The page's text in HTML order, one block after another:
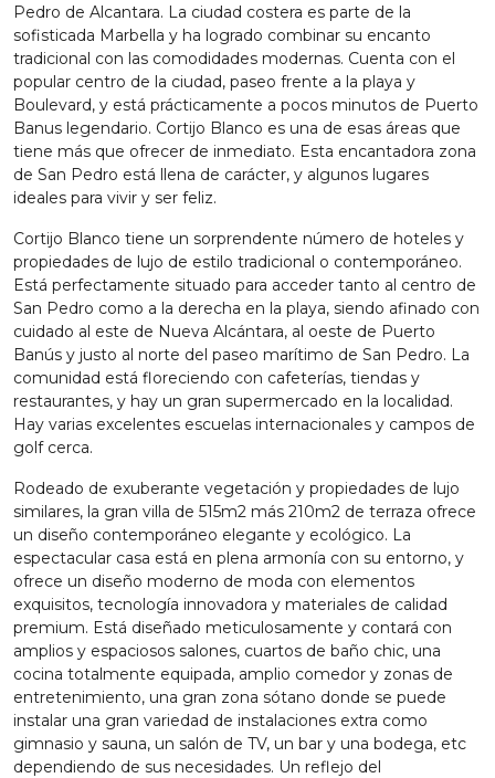
Pedro de Alcantara. La ciudad costera es parte de la
sofisticada Marbella y ha logrado combinar su encanto
tradicional con las comodidades modernas. Cuenta con el
popular centro de la ciudad, paseo frente a la playa y
Boulevard, y está prácticamente a pocos minutos de Puerto
Banus legendario. Cortijo Blanco es una de esas áreas que
tiene más que ofrecer de inmediato. Esta encantadora zona
de San Pedro está llena de carácter, y algunos lugares
ideales para vivir y ser feliz.
Cortijo Blanco tiene un sorprendente número de hoteles y
propiedades de lujo de estilo tradicional o contemporáneo.
Está perfectamente situado para acceder tanto al centro de
San Pedro como a la derecha en la playa, siendo afinado con
cuidado al este de Nueva Alcántara, al oeste de Puerto
Banús y justo al norte del paseo marítimo de San Pedro. La
comunidad está floreciendo con cafeterías, tiendas y
restaurantes, y hay un gran supermercado en la localidad.
Hay varias excelentes escuelas internacionales y campos de
golf cerca.
Rodeado de exuberante vegetación y propiedades de lujo
similares, la gran villa de 515m2 más 210m2 de terraza ofrece
un diseño contemporáneo elegante y ecológico. La
espectacular casa está en plena armonía con su entorno, y
ofrece un diseño moderno de moda con elementos
exquisitos, tecnología innovadora y materiales de calidad
premium. Está diseñado meticulosamente y contará con
amplios y espaciosos salones, cuartos de baño chic, una
cocina totalmente equipada, amplio comedor y zonas de
entretenimiento, una gran zona sótano donde se puede
instalar una gran variedad de instalaciones extra como
gimnasio y sauna, un salón de TV, un bar y una bodega, etc
dependiendo de sus necesidades. Un reflejo del